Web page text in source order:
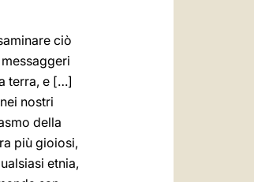
ciò
terra, e […]
nostri
della
più gioiosi,
etnia,